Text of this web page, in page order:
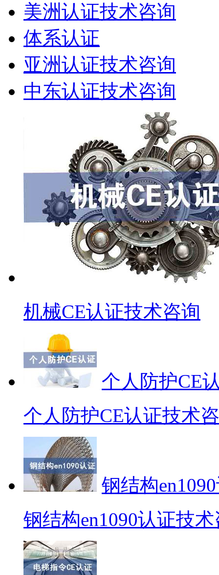
美洲认证技术咨询
体系认证
亚洲认证技术咨询
中东认证技术咨询
机械CE认证技术咨询
个人防护CE
个人防护CE认证技术
钢结构
钢结构en1090认证技